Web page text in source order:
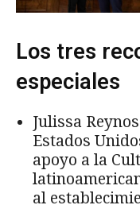
Los tres
especiales
Julissa
Estados
apoyo a la
al